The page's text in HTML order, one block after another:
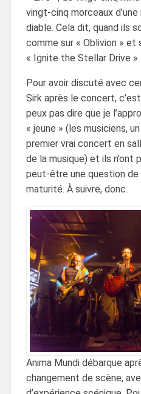
vingt-cinq morceaux
diable. Cela dit, quand ils
comme sur « Oblivion » et
« Ignite the Stellar Drive
Pour avoir discuté avec
Sirk après le concert,
peux pas dire que je
« jeune » (les musiciens,
premier vrai concert en
de la musique) et ils n’ont
peut-être une question
maturité. À suivre, donc.
Anima Mundi débarque
changement de scène,